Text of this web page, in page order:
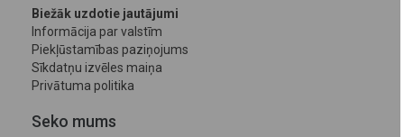
Biežāk uzdotie jautājumi
Informācija par valstīm
Piekļūstamības paziņojums
Sīkdatņu izvēles maiņa
Privātuma politika
Seko mums